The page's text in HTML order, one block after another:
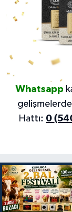
Whatsapp
Hattı: 0